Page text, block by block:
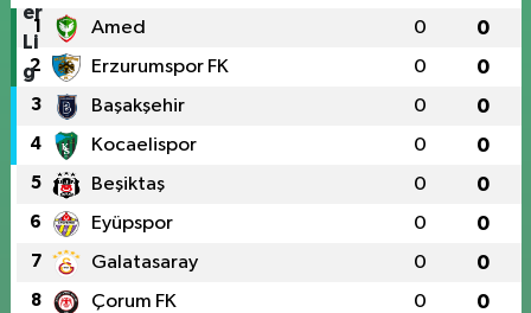
1 Amed 0 0
2 Erzurumspor FK 0 0
3 Başakşehir 0 0
4 Kocaelispor 0 0
5 Beşiktaş 0 0
6 Eyüpspor 0 0
7 Galatasaray 0 0
8 Çorum FK 0 0